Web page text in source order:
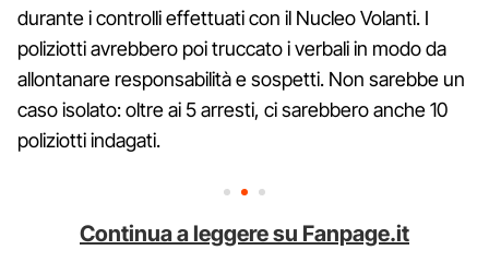
durante i controlli effettuati con il Nucleo Volanti. I
poliziotti avrebbero poi truccato i verbali in modo da
allontanare responsabilità e sospetti. Non sarebbe un
caso isolato: oltre ai 5 arresti, ci sarebbero anche 10
poliziotti indagati.
Continua a leggere su Fanpage.it